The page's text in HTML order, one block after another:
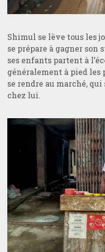
Shimul se lève tous les
se prépare à gagner son
ses enfants partent à
généralement à pied les
se rendre au marché,
chez lui.